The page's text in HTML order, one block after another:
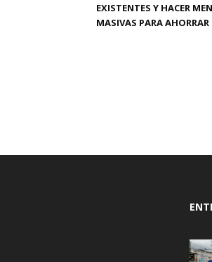
EXISTENTES Y HACER
MASIVAS PARA